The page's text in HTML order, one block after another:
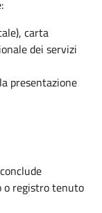
carta
dei servizi
presentazione
o registro tenuto